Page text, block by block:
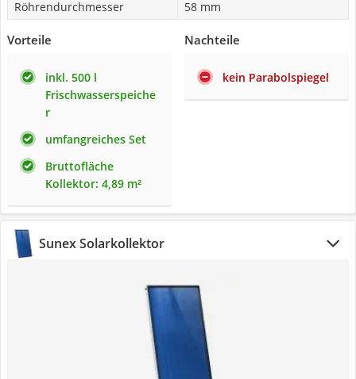
Röhrendurchmesser
58 mm
Vorteile
inkl. 500 l
Frischwasserspeiche
r
umfangreiches Set
Bruttofläche
Kollektor: 4,89 m²
Nachteile
kein Parabolspiegel
Sunex Solarkollektor